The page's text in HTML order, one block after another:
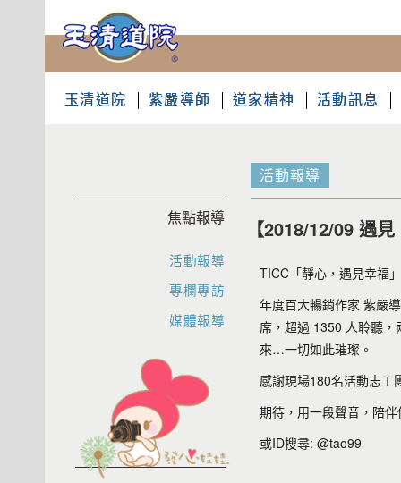
玉清道院 紫嚴導師 道家精神 活動訊息
活動報導
【2018/12/09 遇
TICC「靜心，遇見幸福
年度百大暢銷作家 紫嚴
席，超過 1350 人聆聽
來…一切如此璀璨。
感謝現場180名活動志工
期待，用一段聲音，陪
或ID搜尋: @tao99
焦點報導
活動報導
專欄專訪
媒體報導